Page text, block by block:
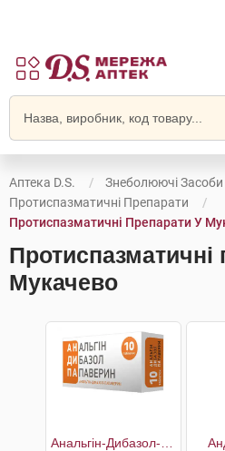
Аптека D.S.
Знеболюючі Засоби
Протиспазматичні Препарати
Протиспазматичні Препарати У
Протиспазматичні
Мукачево